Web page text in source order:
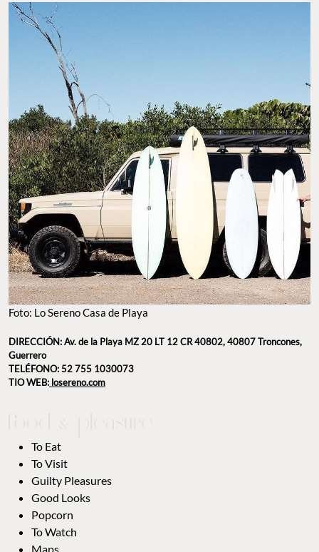
Foto: Lo Sereno Casa de Playa
DIRECCIÓN: Av. de la Playa MZ 20 LT 12 CR 40802, 40807 Troncones,
Guerrero
TELÉFONO: 52 755 1030073
TIO WEB: losereno.com
To Eat
To Visit
Guilty Pleasures
Good Looks
Popcorn
To Watch
Maps